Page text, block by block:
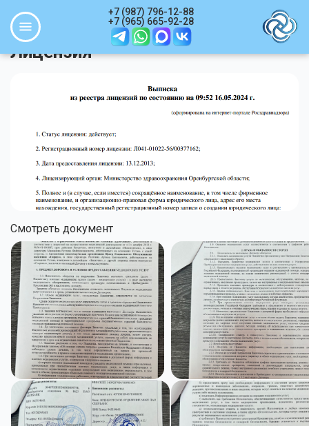
Навигация
Основная навигация
Перейти к основному содержанию
+7 (987) 796-12-88
+7 (965) 665-92-28
Лицензия
Смотреть документ